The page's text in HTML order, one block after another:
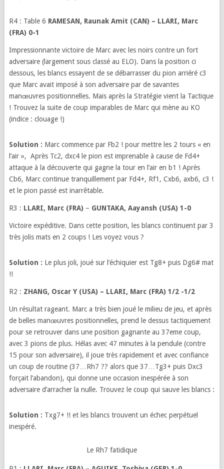
R4 : Table 6 RAMESAN, Raunak Amit (CAN) – LLARI, Marc
(FRA) 0-1
Impressionnante victoire de Marc avec les noirs contre un fort
adversaire (largement sous classé au ELO). Dans la position ci
dessous, les blancs essayent de se débarrasser du pion arriéré c3
que Marc avait imposé à son adversaire par de savantes
manœuvres positionnelles. Mais après la Stratégie vient la Tactique
! Trouvez la suite de coup imparables de Marc qui mène au KO
(indice : clouage !)
Solution : Marc commence par Fb2 ! pour mettre les 2 tours « en
l’air », Après Tc2, dxc4 le pion est imprenable à cause de Fd4+
attaque à la découverte qui gagne la tour en l’air en b1 ! Après
Cb6, Marc continue tranquillement par Fd4+, Rf1, Cxb6, axb6, c3 !
et le pion passé est inarrêtable.
R3 : LLARI, Marc (FRA) – GUNTAKA, Aayansh (USA) 1-0
Victoire expéditive. Dans cette position, les blancs continuent par 3
très jolis mats en 2 coups ! Les voyez vous ?
Solution : Le plus joli, joué sur l’échiquier est Tg8+ puis Dg6# mat
!!
R2 : ZHANG, Oscar Y (USA) – LLARI, Marc (FRA) 1/2 -1/2
Un résultat rageant. Marc a très bien joué le milieu de jeu, et après
de belles manœuvres positionnelles, prend le dessus tactiquement
pour se retrouver dans une position gagnante au 37eme coup,
avec 3 pions de plus. Hélas avec 47 minutes à la pendule (contre
15 pour son adversaire), il joue très rapidement et avec confiance
un coup de routine (37…Rh7 ?? alors que 37…Tg3+ puis Dxc3
forçait l’abandon), qui donne une occasion inespérée à son
adversaire d’arracher la nulle. Trouvez le coup qui sauve les blancs :
Solution : Txg7+ !! et les blancs trouvent un échec perpétuel
inespéré.
Le Rh7 fatidique